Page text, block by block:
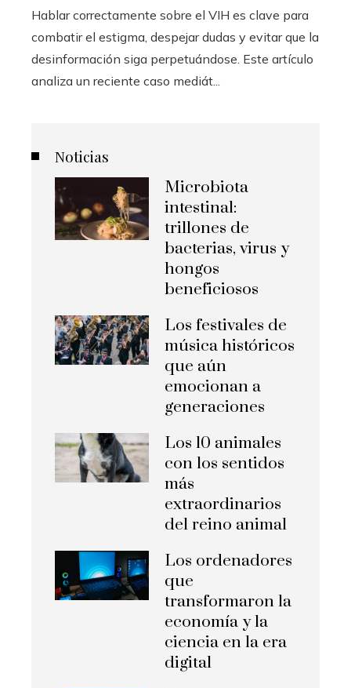
Hablar correctamente sobre el VIH es clave para
combatir el estigma, despejar dudas y evitar que la
desinformación siga perpetuándose. Este artículo
analiza un reciente caso mediát...
Noticias
Microbiota
intestinal:
trillones de
bacterias, virus y
hongos
beneficiosos
Los festivales de
música históricos
que aún
emocionan a
generaciones
Los 10 animales
con los sentidos
más
extraordinarios
del reino animal
Los ordenadores
que
transformaron la
economía y la
ciencia en la era
digital